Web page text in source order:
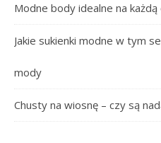
Modne body idealne na każdą
Jakie sukienki modne w tym
mody
Chusty na wiosnę – czy są